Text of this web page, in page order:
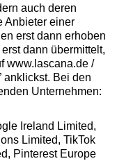
auch deren
Anbieter einer
erst dann erhoben
dann übermittelt,
www.lascana.de /
anklickst. Bei den
Unternehmen:
Ireland Limited,
Limited, TikTok
Pinterest Europe